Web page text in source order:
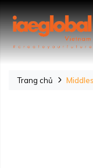
Trang chủ